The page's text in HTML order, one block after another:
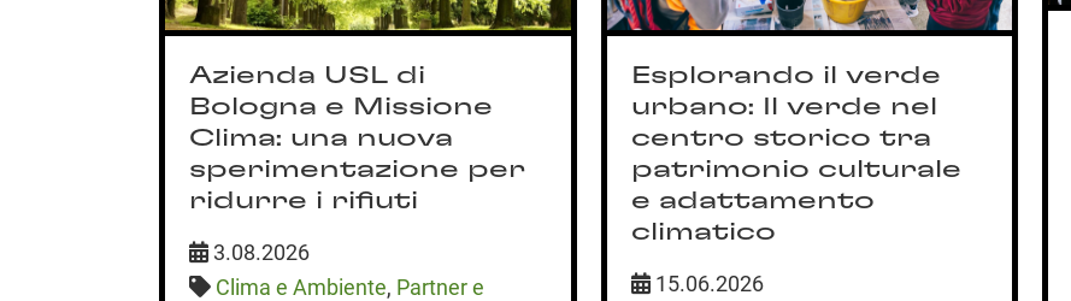
Azienda USL di
Bologna e Missione
Clima: una nuova
sperimentazione per
ridurre i rifiuti
3.08.2026
Clima e Ambiente, Partner e
Esplorando il verde
urbano: Il verde nel
centro storico tra
patrimonio culturale
e adattamento
climatico
15.06.2026